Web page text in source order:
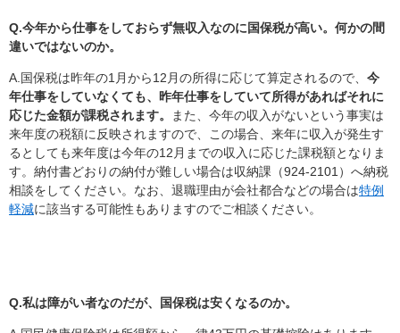
Q.今年から仕事をしておらず無収入なのに国保税が高い。何かの間
違いではないのか。
A.国保税は昨年の1月から12月の所得に応じて算定されるので、 今
年仕事をしていなくても、昨年仕事をしていて所得があればそれに
応じた金額が課税されます。
また、今年の収入がないという事実は
来年度の税額に反映されますので、この場合、来年に収入が発生す
るとしても来年度は今年の12月までの収入に応じた課税額となりま
す。納付書どおりの納付が難しい場合は収納課（924-2101）へ納税
相談をしてください。なお、退職理由が会社都合などの場合は特例
軽減に該当する可能性もありますのでご相談ください。
Q.私は障がい者なのだが、国保税は安くなるのか。